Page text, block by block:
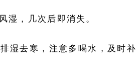
湿，几次后即消失。
湿去寒，注意多喝水，及时补